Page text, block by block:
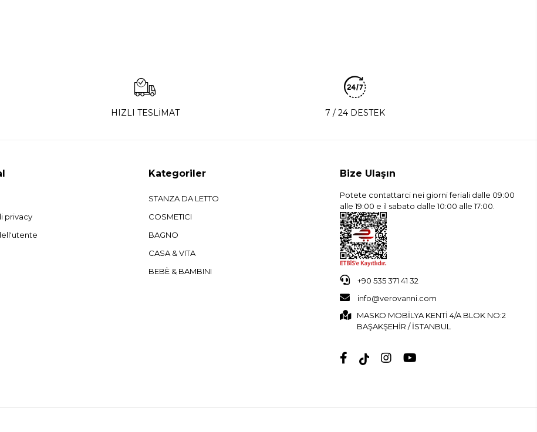
HIZLI TESLİMAT 7 / 24 DESTEK
privacy
Kategoriler
STANZA DA LETTO
COSMETICI
BAGNO
CASA & VITA
BEBÈ & BAMBINI
Bize Ulaşın
Potete contattarci nei giorni feriali dalle 09:00
alle 19:00 e il sabato dalle 10:00 alle 17:00.
+90 535 371 41 32
info@verovanni.com
MASKO MOBİLYA KENTİ 4/A BLOK NO:2
BAŞAKŞEHİR / İSTANBUL